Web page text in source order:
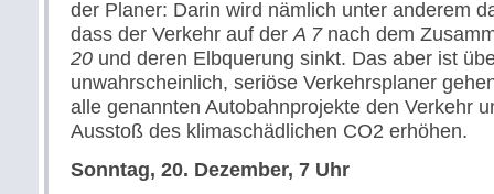
der Planer: Darin wird nämlich unter anderem
dass der Verkehr auf der A 7nach dem
20 und deren Elbquerung sinkt. Das aber ist
unwahrscheinlich, seriöse Verkehrsplaner
alle genannten Autobahnprojekte den Verkehr
Ausstoß des klimaschädlichen CO2 erhöhen.
Sonntag, 20. Dezember, 7 Uhr